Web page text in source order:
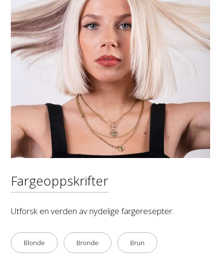
Fargeoppskrifter
Utforsk en verden av nydelige fargeresepter.
Blonde Bronde Brun